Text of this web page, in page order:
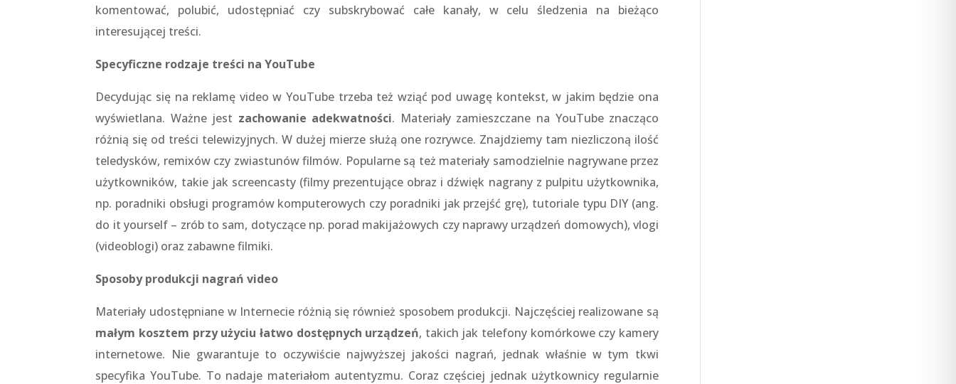
komentować, polubić, udostępniać czy subskrybować całe kanały, w celu śledzenia na bieżąco
interesującej treści.
Specyficzne rodzaje treści na YouTube
Decydując się na reklamę video w YouTube trzeba też wziąć pod uwagę kontekst, w jakim będzie ona
wyświetlana. Ważne jest zachowanie adekwatności. Materiały zamieszczane na YouTube znacząco
różnią się od treści telewizyjnych. W dużej mierze służą one rozrywce. Znajdziemy tam niezliczoną ilość
teledysków, remixów czy zwiastunów filmów. Popularne są też materiały samodzielnie nagrywane przez
użytkowników, takie jak screencasty (filmy prezentujące obraz i dźwięk nagrany z pulpitu użytkownika,
np. poradniki obsługi programów komputerowych czy poradniki jak przejść grę), tutoriale typu DIY (ang.
do it yourself – zrób to sam, dotyczące np. porad makijażowych czy naprawy urządzeń domowych), vlogi
(videoblogi) oraz zabawne filmiki.
Sposoby produkcji nagrań video
Materiały udostępniane w Internecie różnią się również sposobem produkcji. Najczęściej realizowane są
małym kosztem przy użyciu łatwo dostępnych urządzeń, takich jak telefony komórkowe czy kamery
internetowe. Nie gwarantuje to oczywiście najwyższej jakości nagrań, jednak właśnie w tym tkwi
specyfika YouTube. To nadaje materiałom autentyzmu. Coraz częściej jednak użytkownicy regularnie